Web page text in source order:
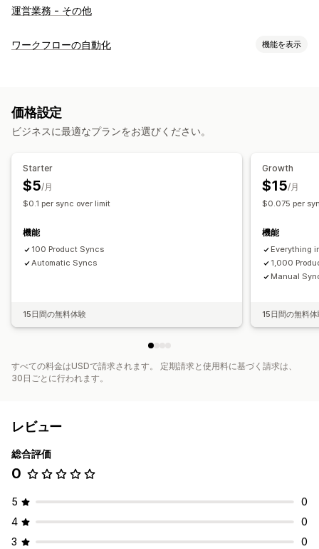
運営業務 - その他
ワークフローの自動化 機能を表示
価格設定
ビジネスに最適なプランをお選びください。
Starter
$5/月
$0.1 per sync over limit
機能
100 Product Syncs
Automatic Syncs
15日間の無料体験
Growth
$15/月
$0.075 per
機能
Everything
1,000
Manual
15日間の無料
すべての料金はUSDで請求されます。 定期請求と使用料に基づく請求は、
30日ごとに行われます。
レビュー
総合評価
0
5
0
4
0
3
0